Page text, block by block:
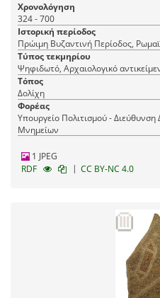
Χρονολόγηση
324 - 700
Ιστορική περίοδος
Πρώιμη Βυζαντινή Περίοδος,
Τύπος τεκμηρίου
Ψηφιδωτό, Αρχαιολογικό
Τόπος
Δολίχη
Φορέας
Υπουργείο Πολιτισμού - Διεύθυνση
Μνημείων
1 JPEG
RDF
| CC BY-NC 4.0